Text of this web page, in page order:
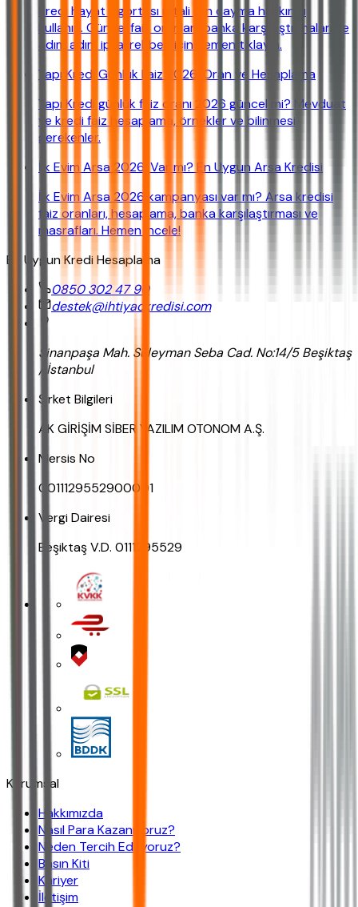
Kredi hayat sigortası iptali için cayma hakkınızı
kullanın. Güncel faiz oranları, banka karşılaştırmaları ve
adım adım iptal rehberi için hemen tıklayın.
Yapı Kredi Günlük Faiz 2026: Oran ve Hesaplama
Yapı Kredi günlük faiz oranı 2026 güncel mi? Mevduat
ve kredi faiz hesaplama, örnekler ve bilinmesi
gerekenler.
İlk Evim Arsa 2026: Var mı? En Uygun Arsa Kredisi
İlk Evim Arsa 2026 kampanyası var mı? Arsa kredisi
faiz oranları, hesaplama, banka karşılaştırması ve
masrafları. Hemen incele!
En Uygun Kredi Hesaplama
0850 302 47 90
destek@ihtiyackredisi.com
Sinanpaşa Mah. Süleyman Seba Cad. No:14/5 Beşiktaş
/ İstanbul
Şirket Bilgileri
AK GİRİŞİM SİBER YAZILIM OTONOM A.Ş.
Mersis No
0011129552900001
Vergi Dairesi
Beşiktaş V.D. 0111295529
Kurumsal
Hakkımızda
Nasıl Para Kazanıyoruz?
Neden Tercih Ediliyoruz?
Basın Kiti
Kariyer
İletişim